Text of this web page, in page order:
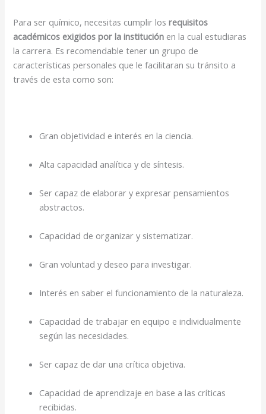
Para ser químico, necesitas cumplir los requisitos
académicos exigidos por la institución en la cual estudiaras
la carrera. Es recomendable tener un grupo de
características personales que le facilitaran su tránsito a
través de esta como son:
Gran objetividad e interés en la ciencia.
Alta capacidad analítica y de síntesis.
Ser capaz de elaborar y expresar pensamientos
abstractos.
Capacidad de organizar y sistematizar.
Gran voluntad y deseo para investigar.
Interés en saber el funcionamiento de la naturaleza.
Capacidad de trabajar en equipo e individualmente
según las necesidades.
Ser capaz de dar una crítica objetiva.
Capacidad de aprendizaje en base a las críticas
recibidas.